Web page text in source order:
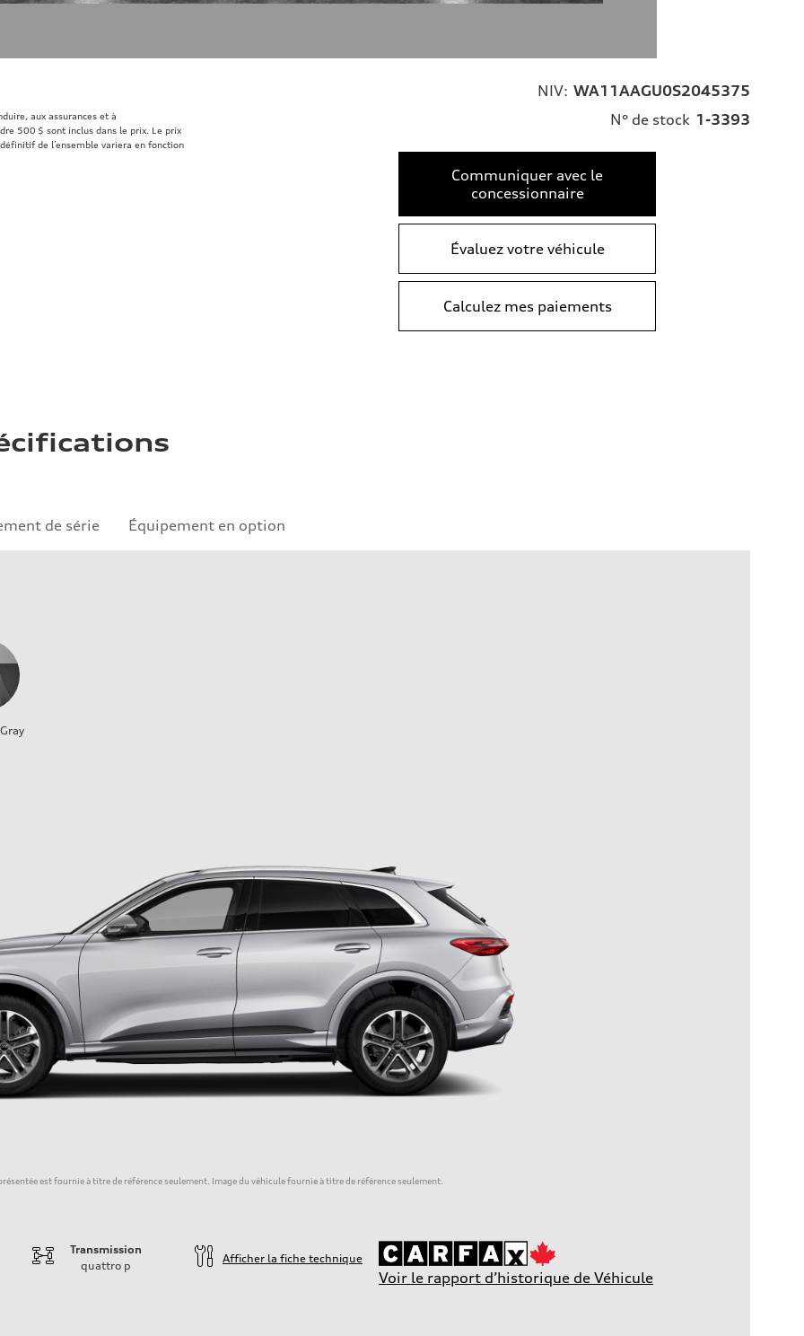
aux assurances et à
500 $ sont inclus dans le prix. Le prix
de l’ensemble variera en fonction
NIV: WA11AAGU0S2045375
N° de stock 1-3393
Communiquer avec le
concessionnaire
Évaluez votre véhicule
Calculez mes paiements
de série Équipement en option
est fournie à titre de référence seulement. Image du véhicule fournie à titre de référence seulement.
Transmission
quattro p
Afficher la fiche technique
Voir le rapport d’historique de Véhicule